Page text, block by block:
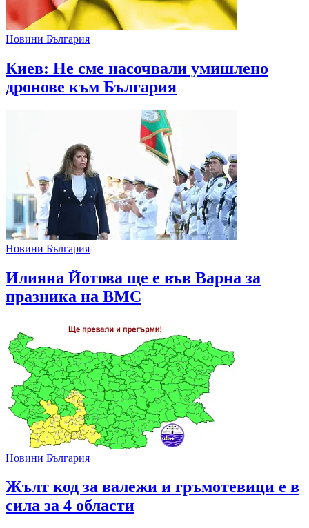
Новини България
Киев: Не сме насочвали умишлено
дронове към България
Новини България
Илияна Йотова ще е във Варна за
празника на ВМС
Новини България
Жълт код за валежи и гръмотевици е в
сила за 4 области